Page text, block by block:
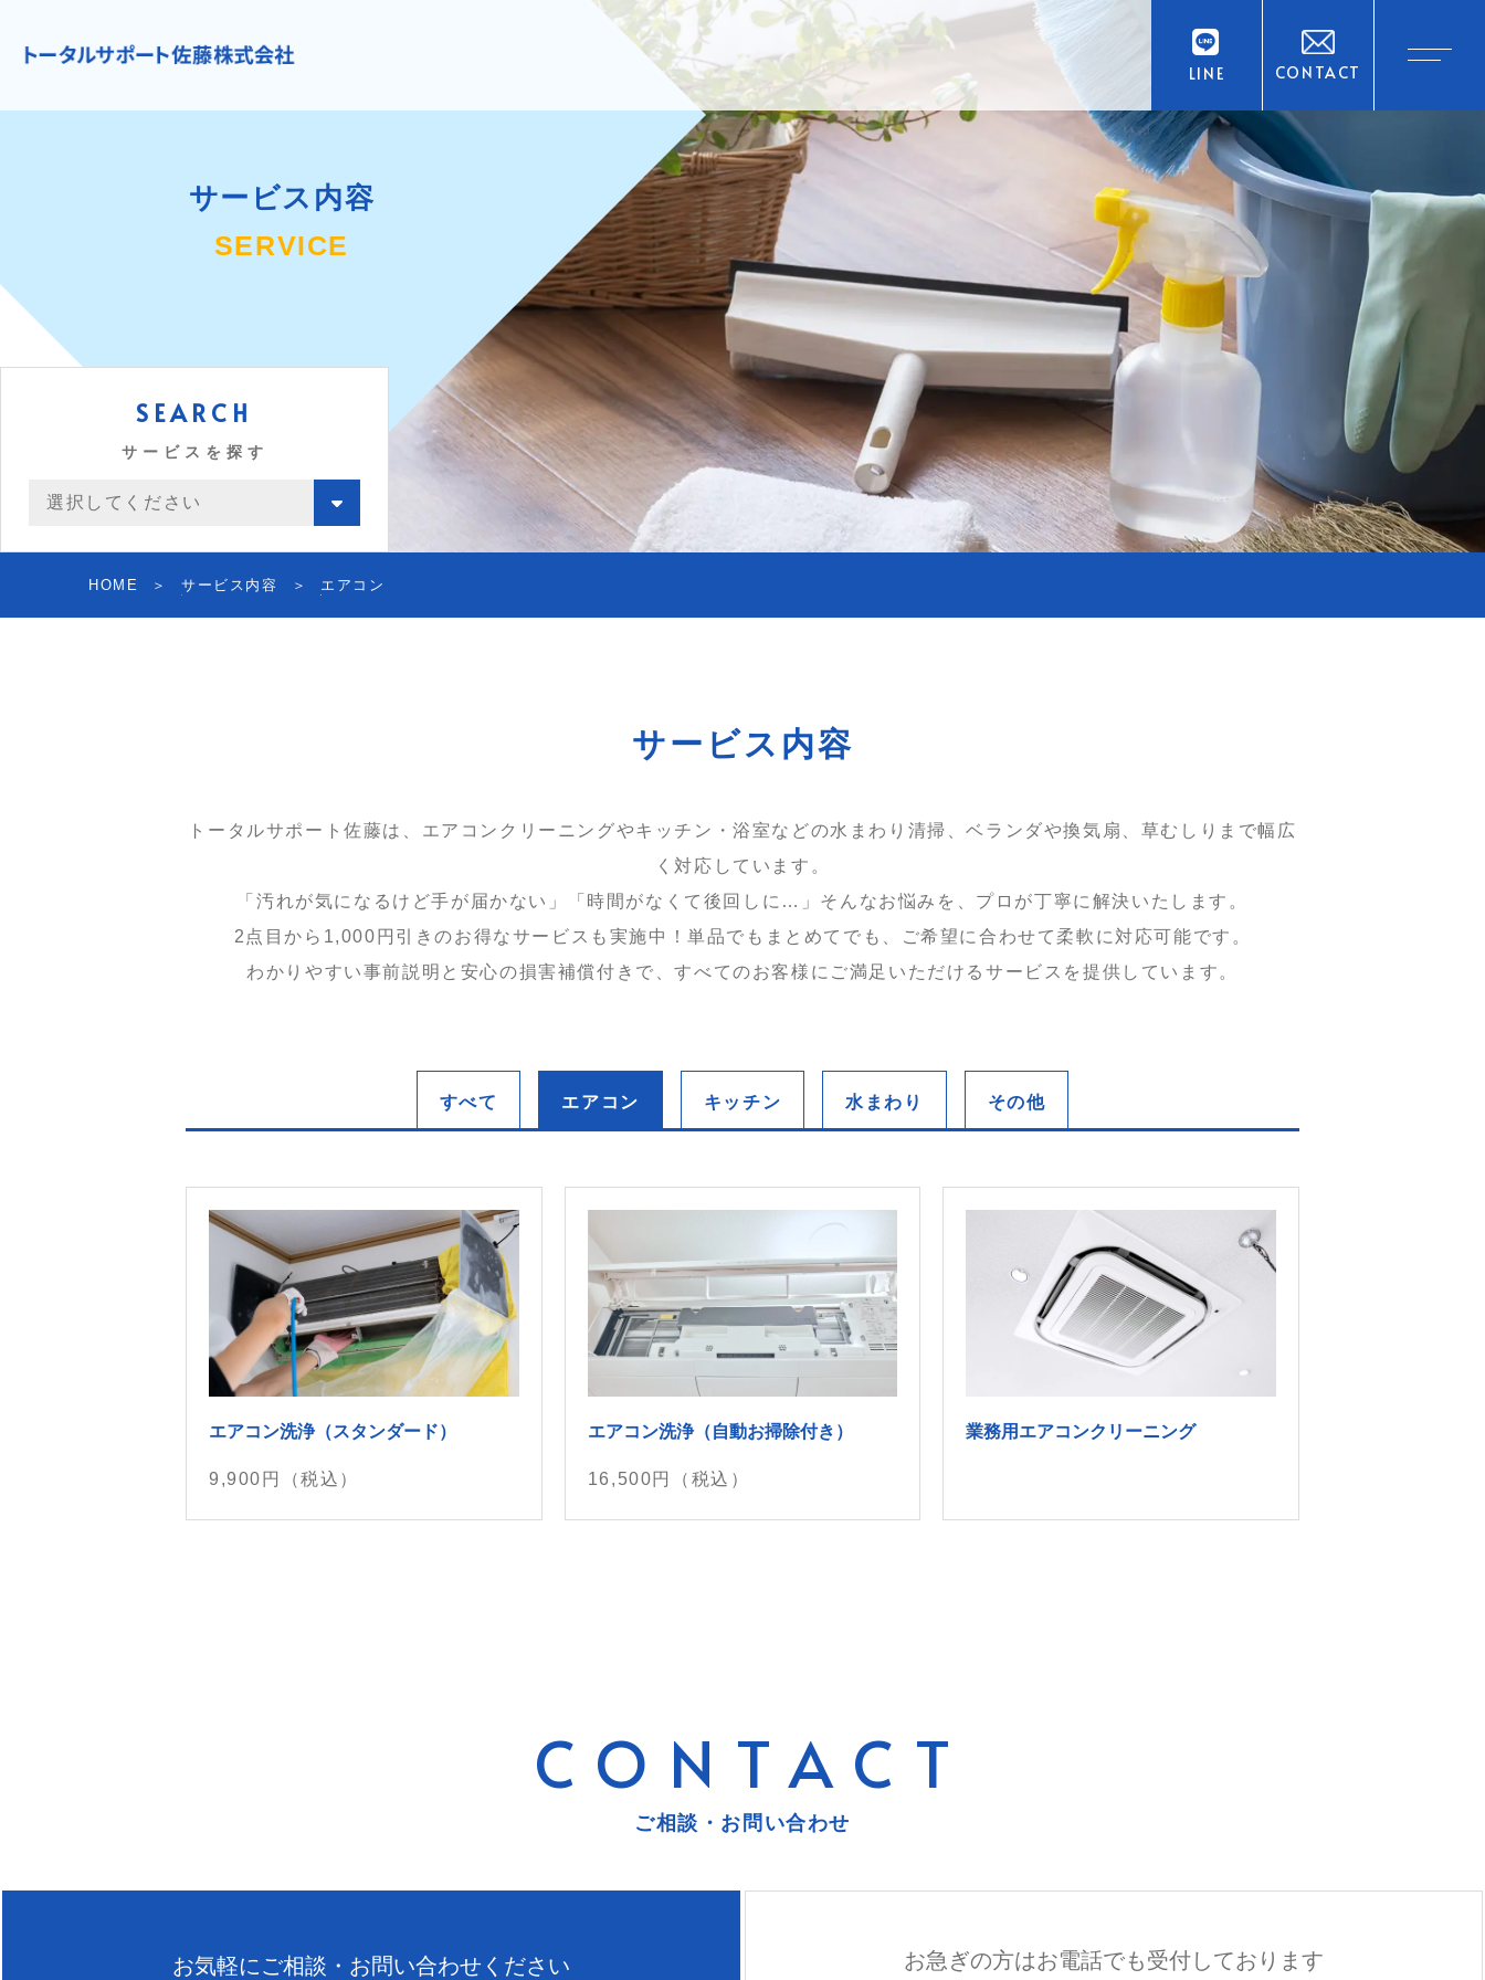
LINE CONTACT
サービス内容
SERVICE
SEARCH
サービスを探す
HOME サービス内容 エアコン
サービス内容
トータルサポート佐藤は、エアコンクリーニングやキッチン・浴室などの水まわり清掃、ベランダや換気扇、草むしりまで幅広
く対応しています。
「汚れが気になるけど手が届かない」「時間がなくて後回しに…」そんなお悩みを、プロが丁寧に解決いたします。
2点目から1,000円引きのお得なサービスも実施中！単品でもまとめてでも、ご希望に合わせて柔軟に対応可能です。
わかりやすい事前説明と安心の損害補償付きで、すべてのお客様にご満足いただけるサービスを提供しています。
すべて エアコン キッチン 水まわり その他
エアコン洗浄（スタンダード）
9,900 円（税込）
エアコン洗浄（自動お掃除付き）
16,500 円（税込）
業務用エアコンクリーニング
CONTACT
ご相談・お問い合わせ
お気軽にご相談・お問い合わせください お急ぎの方はお電話でも受付しております